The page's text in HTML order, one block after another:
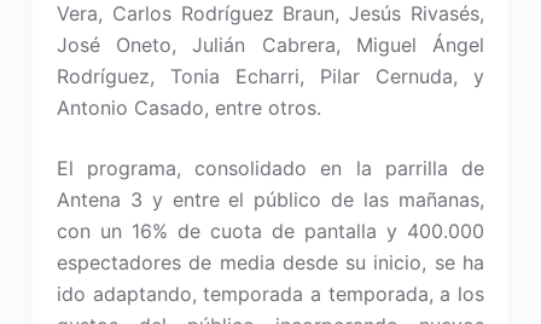
Vera, Carlos Rodríguez Braun, Jesús Rivasés,
José Oneto, Julián Cabrera, Miguel Ángel
Rodríguez, Tonia Echarri, Pilar Cernuda, y
Antonio Casado, entre otros.
El programa, consolidado en la parrilla de
Antena 3 y entre el público de las mañanas,
con un 16% de cuota de pantalla y 400.000
espectadores de media desde su inicio, se ha
ido adaptando, temporada a temporada, a los